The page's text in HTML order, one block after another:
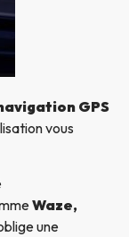
GPS
vous
Waze,
une